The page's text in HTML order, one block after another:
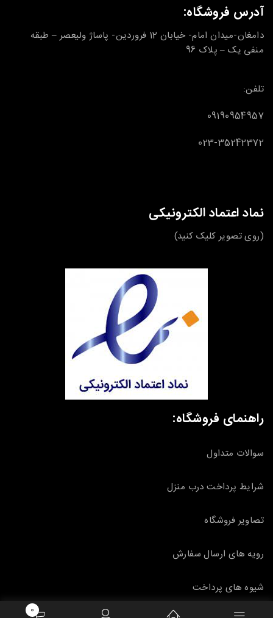
آدرس فروشگاه:
دامغان-میدان امام- خیابان 12 فروردین- پاساژ ولیعصر – طبقه
منفی یک – پلاک 96
تلفن:
09190954957
023-35242372
نماد اعتماد الکترونیکی
(روی تصویر کلیک کنید)
راهنمای فروشگاه:
سوالات متداول
شرایط پرداخت درب منزل
تصاویر فروشگاه
رویه های ارسال سفارش
شیوه های پرداخت
0